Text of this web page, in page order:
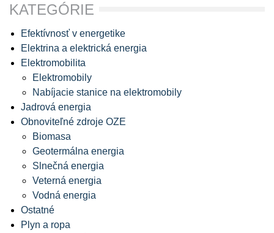
KATEGÓRIE
Efektívnosť v energetike
Elektrina a elektrická energia
Elektromobilita
Elektromobily
Nabíjacie stanice na elektromobily
Jadrová energia
Obnoviteľné zdroje OZE
Biomasa
Geotermálna energia
Slnečná energia
Veterná energia
Vodná energia
Ostatné
Plyn a ropa